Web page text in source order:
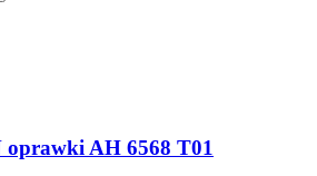
AH 6568 T01